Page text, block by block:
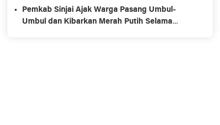
Pemkab Sinjai Ajak Warga Pasang Umbul-
Umbul dan Kibarkan Merah Putih Selama